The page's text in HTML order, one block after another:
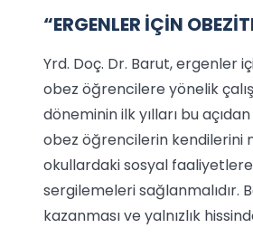
“ERGENLER İÇİN
Yrd. Doç. Dr. Barut, ergenler
obez öğrencilere yönelik
döneminin ilk yılları bu
obez öğrencilerin kendilerini
okullardaki sosyal
sergilemeleri sağlanmalıdır.
kazanması ve yalnızlık